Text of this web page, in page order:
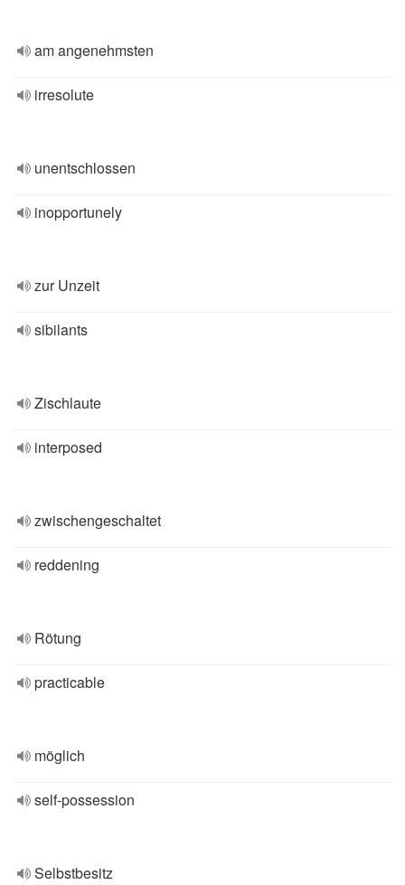
am angenehmsten
irresolute
unentschlossen
inopportunely
zur Unzeit
sibilants
Zischlaute
interposed
zwischengeschaltet
reddening
Rötung
practicable
möglich
self-possession
Selbstbesitz